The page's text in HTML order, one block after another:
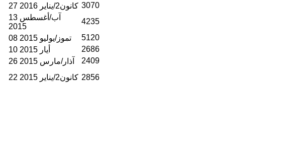
27 كانون2/يناير 2016 3070
13 آب/أغسطس
2015
4235
08 تموز/يوليو 2015
5120
10 أيار 2015
2686
26 آذار/مارس 2015
2409
22 كانون2/يناير 2015 2856